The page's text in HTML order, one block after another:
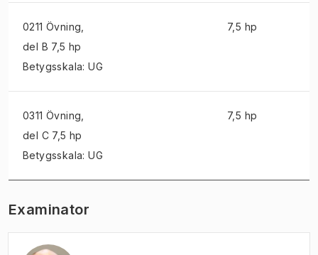
0211 Övning
del B 7,5 hp
Betygsskala: UG
7,5 hp
0311 Övning
del C 7,5 hp
Betygsskala: UG
7,5 hp
Examinator